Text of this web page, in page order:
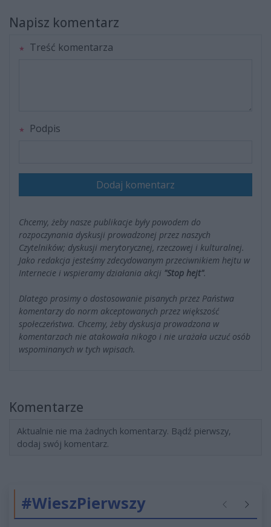
Napisz komentarz
Treść komentarza
Podpis
Dodaj komentarz
Chcemy, żeby nasze publikacje były powodem do
rozpoczynania dyskusji prowadzonej przez naszych
Czytelników; dyskusji merytorycznej, rzeczowej i kulturalnej.
Jako redakcja jesteśmy zdecydowanym przeciwnikiem hejtu w
Internecie i wspieramy działania akcji "Stop hejt".
Dlatego prosimy o dostosowanie pisanych przez Państwa
komentarzy do norm akceptowanych przez większość
społeczeństwa. Chcemy, żeby dyskusja prowadzona w
komentarzach nie atakowała nikogo i nie urażała uczuć osób
wspominanych w tych wpisach.
Komentarze
Aktualnie nie ma żadnych komentarzy. Bądź pierwszy,
dodaj swój komentarz.
#WieszPierwszy Poprzednie